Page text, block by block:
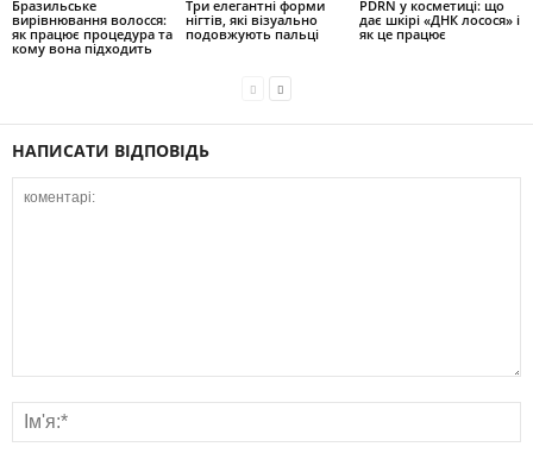
Бразильське
вирівнювання волосся:
як працює процедура та
кому вона підходить
Три елегантні форми
нігтів, які візуально
подовжують пальці
PDRN у косметиці: що
дає шкірі «ДНК лосося» і
як це працює
НАПИСАТИ ВІДПОВІДЬ